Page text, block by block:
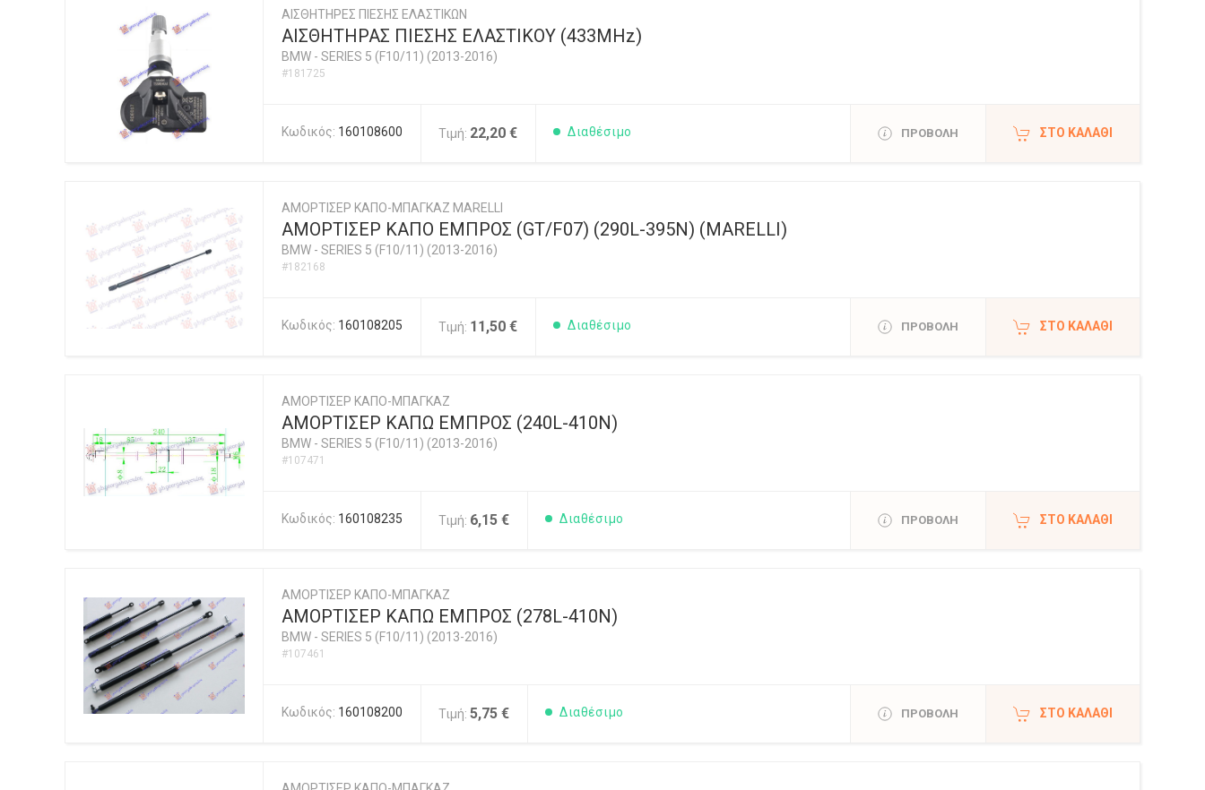
ΑΙΣΘΗΤΗΡΕΣ ΠΙΕΣΗΣ ΕΛΑΣΤΙΚΩΝ
ΑΙΣΘΗΤΗΡΑΣ ΠΙΕΣΗΣ ΕΛΑΣΤΙΚΟΥ (433MHz)
BMW - SERIES 5 (F10/11) (2013-2016)
#181725
Κωδικός: 160108600 Τιμή: 22,20 € Διαθέσιμο ΠΡΟΒΟΛΗ ΣΤΟ ΚΑΛΆΘΙ
ΑΜΟΡΤΙΣΕΡ ΚΑΠΟ-ΜΠΑΓΚΑΖ MARELLI
ΑΜΟΡΤΙΣΕΡ ΚΑΠΟ ΕΜΠΡΟΣ (GT/F07) (290L-395N) (MARELLI)
BMW - SERIES 5 (F10/11) (2013-2016)
#182168
Κωδικός: 160108205 Τιμή: 11,50 € Διαθέσιμο ΠΡΟΒΟΛΗ ΣΤΟ ΚΑΛΆΘΙ
ΑΜΟΡΤΙΣΕΡ ΚΑΠΟ-ΜΠΑΓΚΑΖ
ΑΜΟΡΤΙΣΕΡ ΚΑΠΩ ΕΜΠΡΟΣ (240L-410N)
BMW - SERIES 5 (F10/11) (2013-2016)
#107471
Κωδικός: 160108235 Τιμή: 6,15 € Διαθέσιμο ΠΡΟΒΟΛΗ ΣΤΟ ΚΑΛΆΘΙ
ΑΜΟΡΤΙΣΕΡ ΚΑΠΟ-ΜΠΑΓΚΑΖ
ΑΜΟΡΤΙΣΕΡ ΚΑΠΩ ΕΜΠΡΟΣ (278L-410N)
BMW - SERIES 5 (F10/11) (2013-2016)
#107461
Κωδικός: 160108200 Τιμή: 5,75 € Διαθέσιμο ΠΡΟΒΟΛΗ ΣΤΟ ΚΑΛΆΘΙ